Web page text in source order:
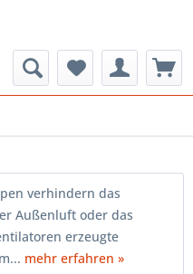
verhindern das
Außenluft oder das
erzeugte
mehr erfahren »